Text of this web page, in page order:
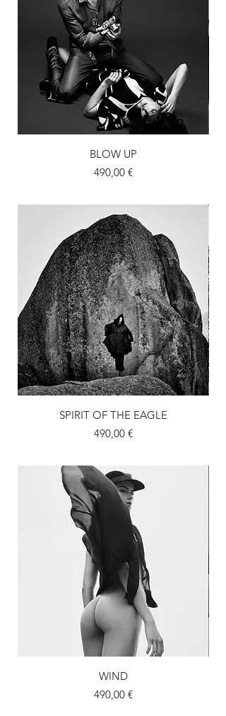
BLOW UP
Prix
490,00 €
SPIRIT OF THE EAGLE
Prix
490,00 €
WIND
Prix
490,00 €